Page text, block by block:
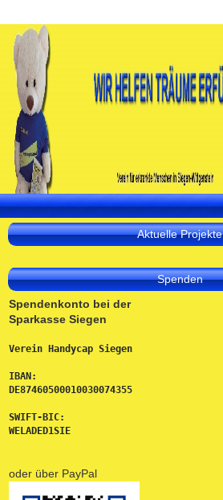
Aktuelle Projekte
Spenden
Spendenkonto bei der
Sparkasse Siegen
Verein Handycap Siegen
IBAN:
DE87460500010030074355
SWIFT-BIC:
WELADED1SIE
oder über PayPal